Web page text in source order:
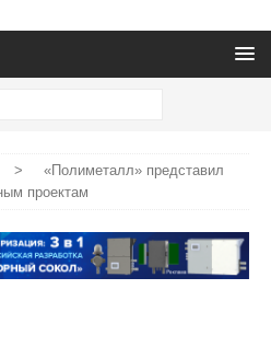
>
«Полиметалл» представил
проектам